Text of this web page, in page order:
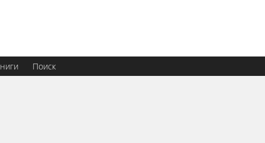
Поиск